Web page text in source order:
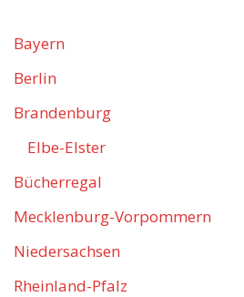
Bayern
Berlin
Brandenburg
Elbe-Elster
Bücherregal
Mecklenburg-Vorpommern
Niedersachsen
Rheinland-Pfalz